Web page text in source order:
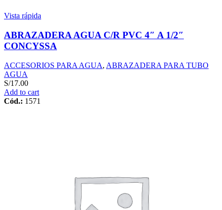
Vista rápida
ABRAZADERA AGUA C/R PVC 4″ A 1/2″
CONCYSSA
ACCESORIOS PARA AGUA, ABRAZADERA PARA TUBO
AGUA
S/17.00
Add to cart
Cód.: 1571